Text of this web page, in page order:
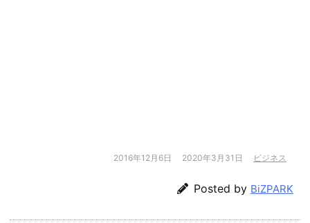
2016年12月6日 2020年3月31日 ビジネス
Posted by BiZPARK